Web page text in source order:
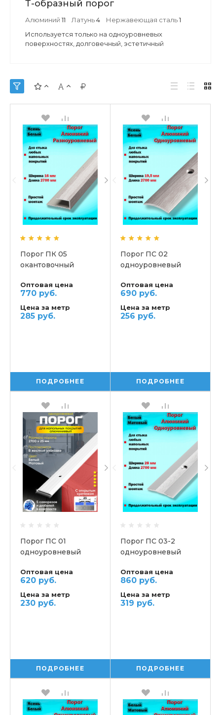
Т-образный порог
Алюминий 11 Латунь4 Нержавеющая сталь1
Используется только на одноуровневых
поверхностях, долговечный, эстетичный
Порог ПК 05
окантовочный
Оптовая цена
770 руб.
Цена за метр
285 руб.
ПОДРОБНЕЕ
Порог ПС 02
одноуровневый
Оптовая цена
690 руб.
Цена за метр
256 руб.
ПОДРОБНЕЕ
Порог ПС 01
одноуровневый
Оптовая цена
620 руб.
Цена за метр
230 руб.
ПОДРОБНЕЕ
Порог ПС 03-2
одноуровневый
Оптовая цена
860 руб.
Цена за метр
319 руб.
ПОДРОБНЕЕ